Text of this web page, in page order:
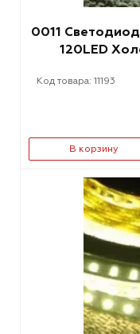
0011
120LED
Код товара: 11193
В корзину